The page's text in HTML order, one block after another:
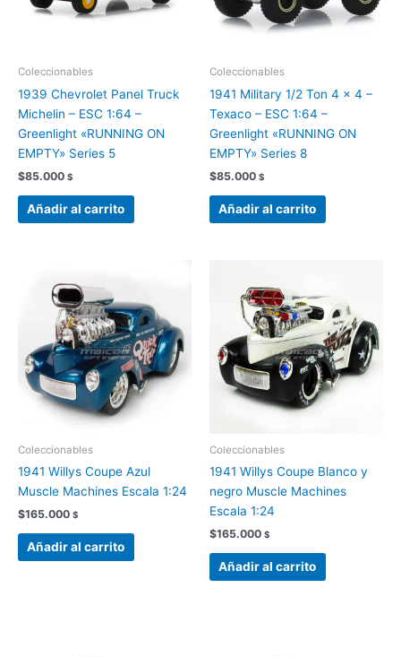
Coleccionables
1939 Chevrolet Panel Truck
Michelin – ESC 1:64 –
Greenlight «RUNNING ON
EMPTY» Series 5
$85.000 $
Añadir al carrito
Coleccionables
1941 Military 1/2 Ton 4 × 4 –
Texaco – ESC 1:64 –
Greenlight «RUNNING ON
EMPTY» Series 8
$85.000 $
Añadir al carrito
Coleccionables
1941 Willys Coupe Azul
Muscle Machines Escala 1:24
$165.000 $
Añadir al carrito
Coleccionables
1941 Willys Coupe Blanco y
negro Muscle Machines
Escala 1:24
$165.000 $
Añadir al carrito